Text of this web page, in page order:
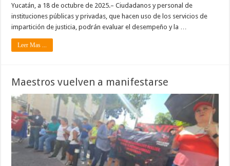
Yucatán, a 18 de octubre de 2025.– Ciudadanos y personal de
instituciones públicas y privadas, que hacen uso de los servicios de
impartición de justicia, podrán evaluar el desempeño y la …
Leer Mas ...
Maestros vuelven a manifestarse